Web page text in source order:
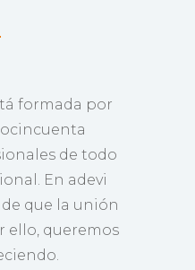
formada por
de todo
En adevi
que la unión
ello, queremos